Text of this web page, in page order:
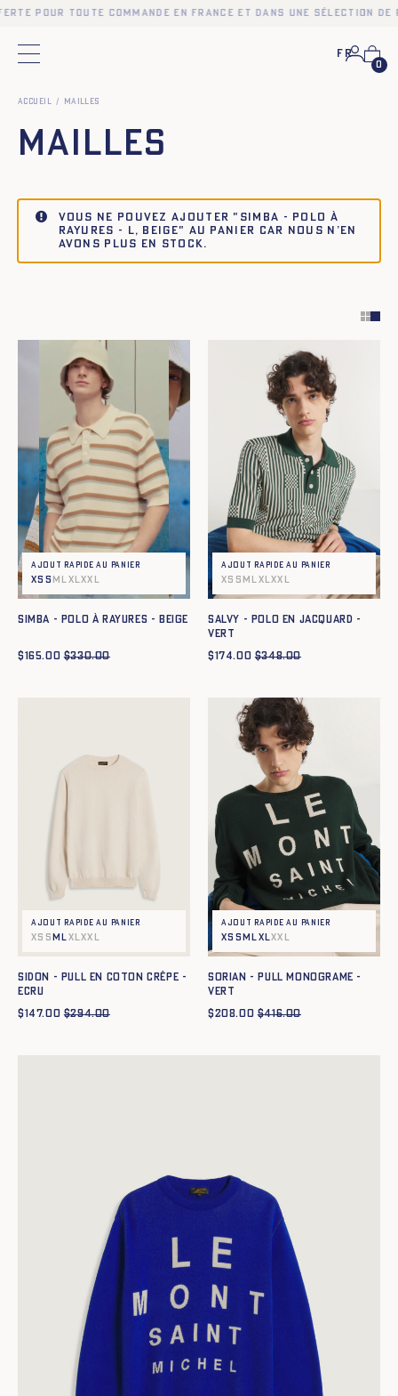
France et
Fr
0
Accueil Mailles
Mailles
Vous ne pouvez ajouter "SIMBA - POLO À
RAYURES - L, BEIGE" au panier car nous n’en
avons plus en stock.
Ajout rapide au panier
XS S M XLXXL
SIMBA - POLO À RAYURES - BEIGE
$165.00 $330.00
Ajout rapide au panier
XS S M XLXXL
SALVY - POLO EN JACQUARD -
VERT
$174.00 $348.00
Ajout rapide au panier
XS S M L XLXXL
SIDON - PULL EN COTON CRÊPE -
ECRU
$147.00 $294.00
Ajout rapide au panier
XS S M L XLXXL
SORIAN - PULL MONOGRAME -
VERT
$208.00 $416.00